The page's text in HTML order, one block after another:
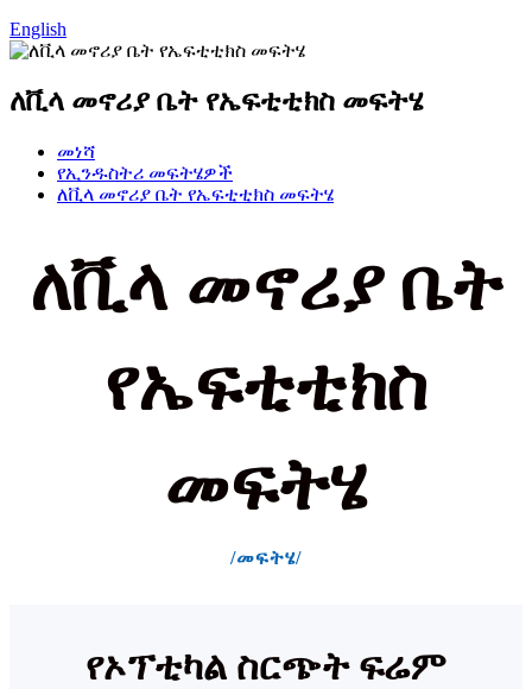
English
ለቪላ መኖሪያ ቤት የኤፍቲቲክስ መፍትሄ
መነሻ
የኢንዱስትሪ መፍትሄዎች
ለቪላ መኖሪያ ቤት የኤፍቲቲክስ መፍትሄ
ለቪላ መኖሪያ ቤት
የኤፍቲቲክስ
መፍትሄ
/መፍትሄ/
የኦፕቲካል ስርጭት ፍሬም